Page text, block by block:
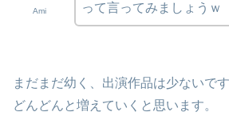
Ami
って言ってみましょうｗ
まだまだ幼く、出演作品は少ないで
どんどんと増えていくと思います。